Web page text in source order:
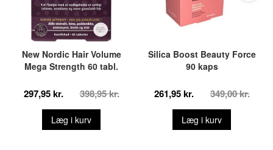
New Nordic Hair Volume
Mega Strength 60 tabl.
297,95 kr. 398,95 kr.
Læg i kurv
Silica Boost Beauty Force
90 kaps
261,95 kr. 349,00 kr.
Læg i kurv